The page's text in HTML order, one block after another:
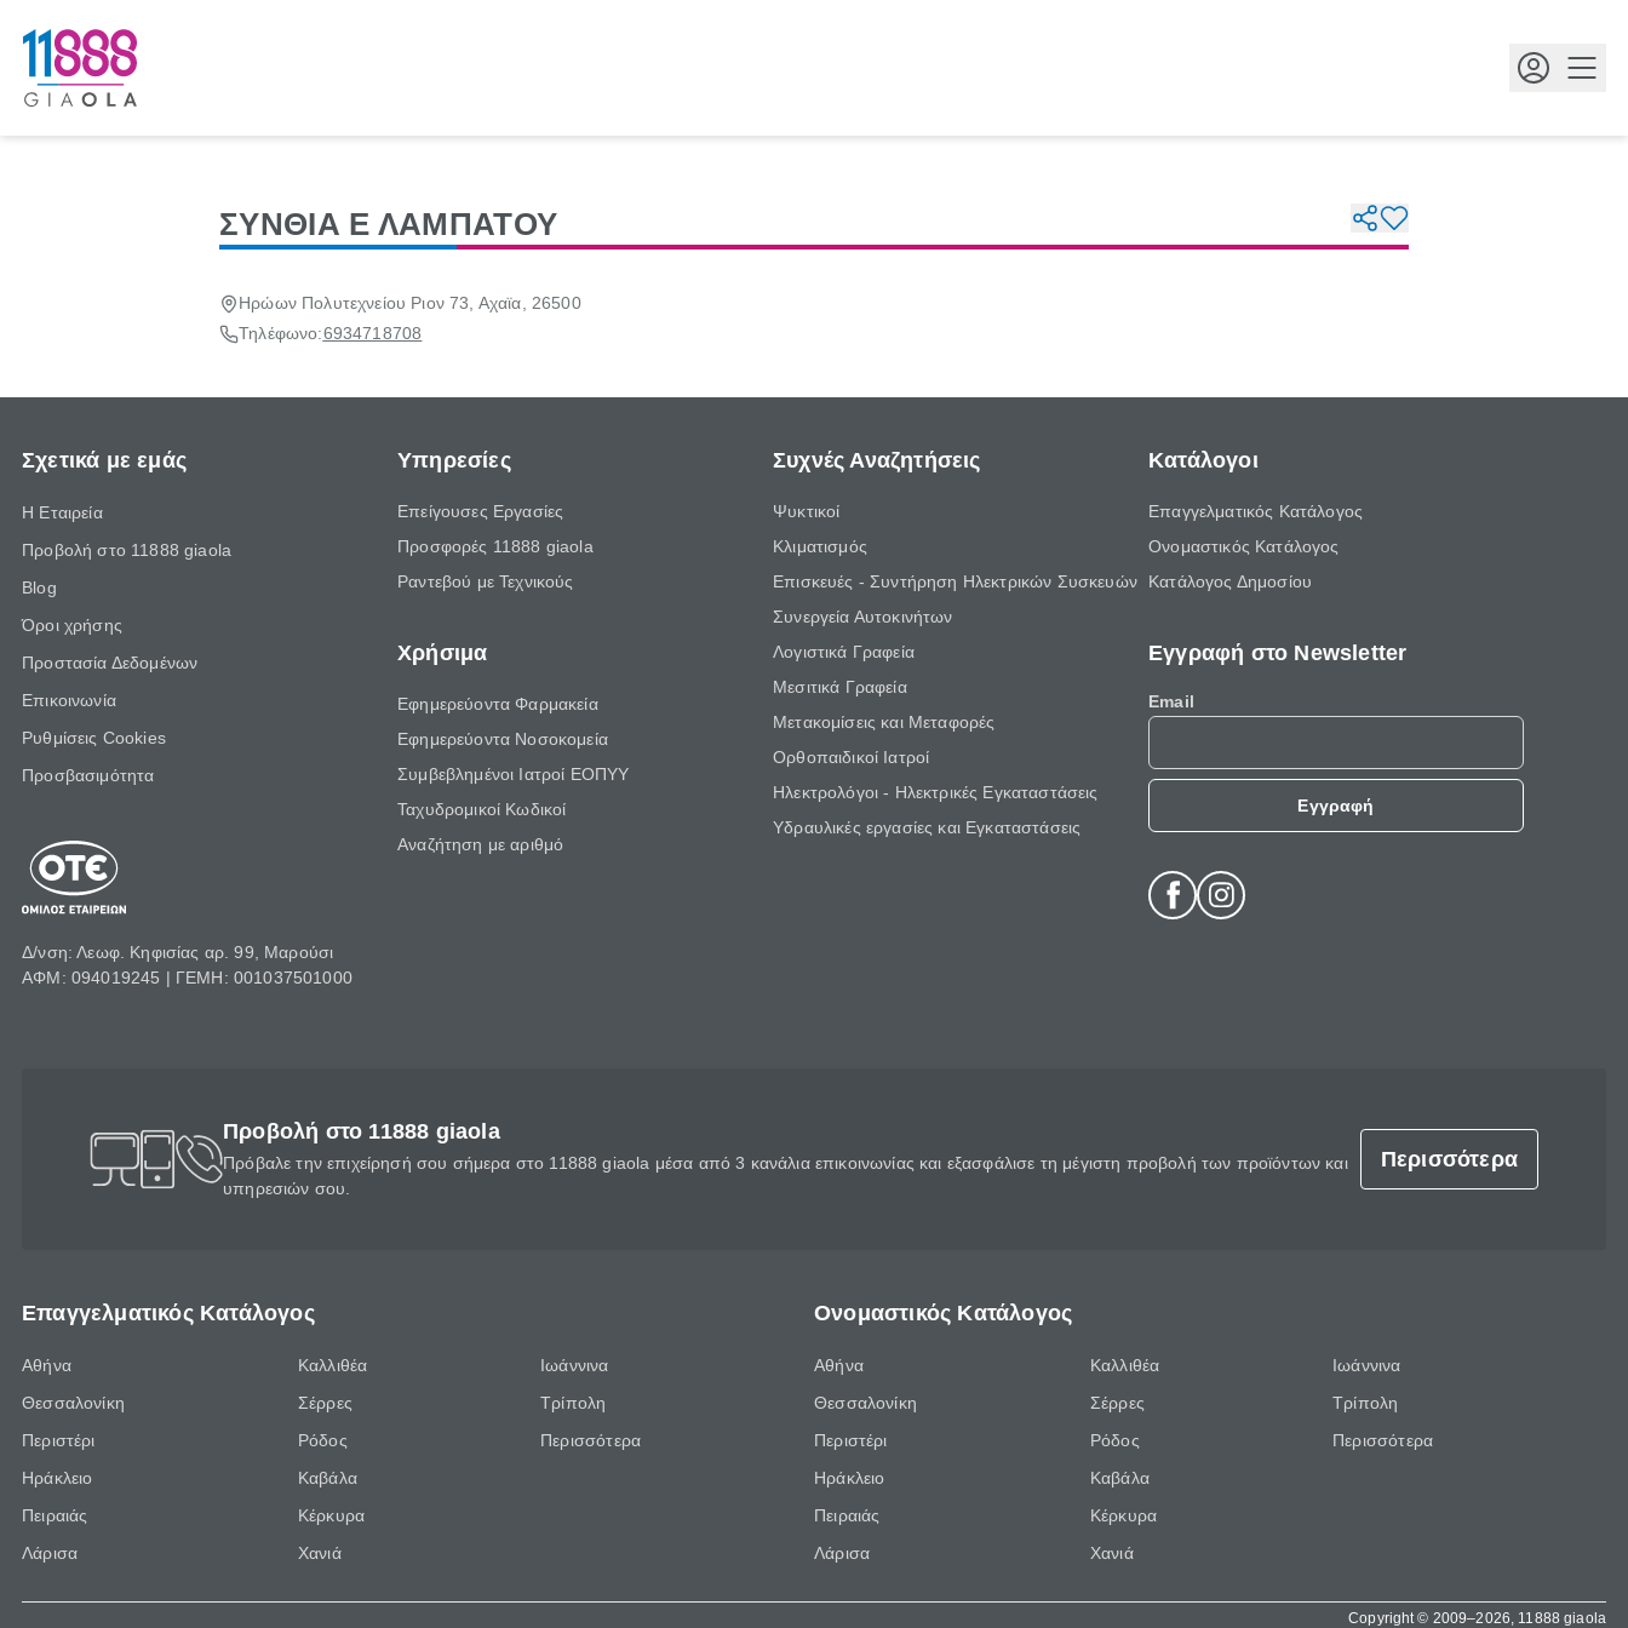
ΣΥΝΘΙΑ Ε ΛΑΜΠΑΤΟΥ
Ηρώων Πολυτεχνείου Ριον 73, Αχαϊα, 26500
Τηλέφωνο:6934718708
Σχετικά με εμάς
Η Εταιρεία
Προβολή στο 11888 giaola
Blog
Όροι χρήσης
Προστασία Δεδομένων
Επικοινωνία
Ρυθμίσεις Cookies
Προσβασιμότητα
Δ/νση: Λεωφ. Κηφισίας αρ. 99, Μαρούσι
ΑΦΜ: 094019245 | ΓΕΜΗ: 001037501000
Υπηρεσίες
Επείγουσες Εργασίες
Προσφορές 11888 giaola
Ραντεβού με Τεχνικούς
Χρήσιμα
Εφημερεύοντα Φαρμακεία
Εφημερεύοντα Νοσοκομεία
Συμβεβλημένοι Ιατροί ΕΟΠΥΥ
Ταχυδρομικοί Κωδικοί
Αναζήτηση με αριθμό
Συχνές Αναζητήσεις
Ψυκτικοί
Κλιματισμός
Επισκευές - Συντήρηση Ηλεκτρικών Συσκευών
Συνεργεία Αυτοκινήτων
Λογιστικά Γραφεία
Μεσιτικά Γραφεία
Μετακομίσεις και Μεταφορές
Ορθοπαιδικοί Ιατροί
Ηλεκτρολόγοι - Ηλεκτρικές Εγκαταστάσεις
Υδραυλικές εργασίες και Εγκαταστάσεις
Κατάλογοι
Επαγγελματικός Κατάλογος
Ονομαστικός Κατάλογος
Κατάλογος Δημοσίου
Εγγραφή στο Newsletter
Email
Εγγραφή
Προβολή στο 11888 giaola
Πρόβαλε την επιχείρησή σου σήμερα στο 11888 giaola μέσα από 3 κανάλια επικοινωνίας και εξασφάλισε τη μέγιστη προβολή των προϊόντων και
υπηρεσιών σου.
Περισσότερα
Επαγγελματικός Κατάλογος
Αθήνα
Θεσσαλονίκη
Περιστέρι
Ηράκλειο
Πειραιάς
Λάρισα
Καλλιθέα
Σέρρες
Ρόδος
Καβάλα
Κέρκυρα
Χανιά
Ιωάννινα
Τρίπολη
Περισσότερα
Ονομαστικός Κατάλογος
Αθήνα
Θεσσαλονίκη
Περιστέρι
Ηράκλειο
Πειραιάς
Λάρισα
Καλλιθέα
Σέρρες
Ρόδος
Καβάλα
Κέρκυρα
Χανιά
Ιωάννινα
Τρίπολη
Περισσότερα
Copyright © 2009–2026, 11888 giaola